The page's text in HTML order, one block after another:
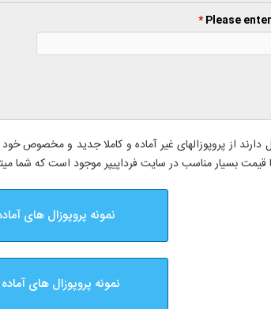
Please
*
دارند از پروپوزالهای غیر آماده و کاملا جدید و مخصوص
قیمت بسیار مناسب در سایت فرداپیپر موجود است که شما
نمونه پروپوزال های
نمونه پروپوزال های